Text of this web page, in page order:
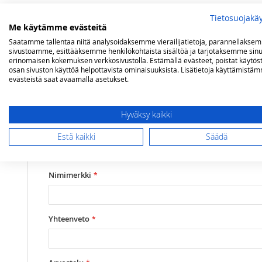
Lisätietoja
Lisätietoja
Mallit RBS Woody Grande
Olet arvostelemassa:
Campingaz etupaneli RBS Woody Grande
Arviosi
Rating
star
stars
stars
stars
stars
Nimimerkki
Yhteenveto
Me käytämme evästeitä
Saatamme tallentaa niitä analysoidaksemme vierailijatietoja,
sivustoamme, esittääksemme henkilökohtaista sisältöä ja tarjotaksemme
erinomaisen kokemuksen verkkosivustolla. Estämällä evästeet, poistat
osan sivuston käyttöä helpottavista ominaisuuksista. Lisätietoja
evästeistä saat avaamalla asetukset.
Hyväksy kaikki
Estä kaikki Säädä